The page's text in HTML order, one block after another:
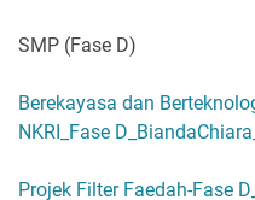
SMP (Fase D)
Berekayasa dan
NKRI_Fase
Projek Filter Faedah-Fase